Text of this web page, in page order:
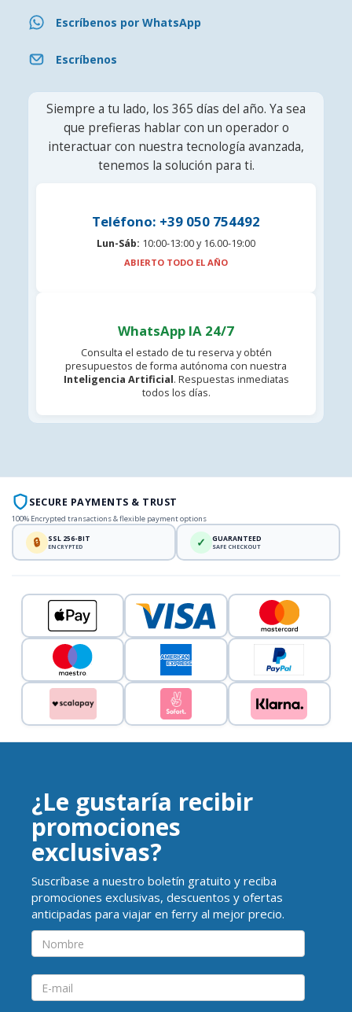
Escríbenos por WhatsApp
Escríbenos
Siempre a tu lado, los 365 días del año. Ya sea
que prefieras hablar con un operador o
interactuar con nuestra tecnología avanzada,
tenemos la solución para ti.
Teléfono: +39 050 754492
Lun-Sáb: 10:00-13:00 y 16.00-19:00
ABIERTO TODO EL AÑO
WhatsApp IA 24/7
Consulta el estado de tu reserva y obtén
presupuestos de forma autónoma con nuestra
Inteligencia Artificial. Respuestas inmediatas
todos los días.
SECURE PAYMENTS & TRUST
100% Encrypted transactions & flexible payment options
🔒 SSL 256-BIT
ENCRYPTED ✓ GUARANTEED
SAFE CHECKOUT
¿Le gustaría recibir
promociones
exclusivas?
Suscríbase a nuestro boletín gratuito y reciba
promociones exclusivas, descuentos y ofertas
anticipadas para viajar en ferry al mejor precio.